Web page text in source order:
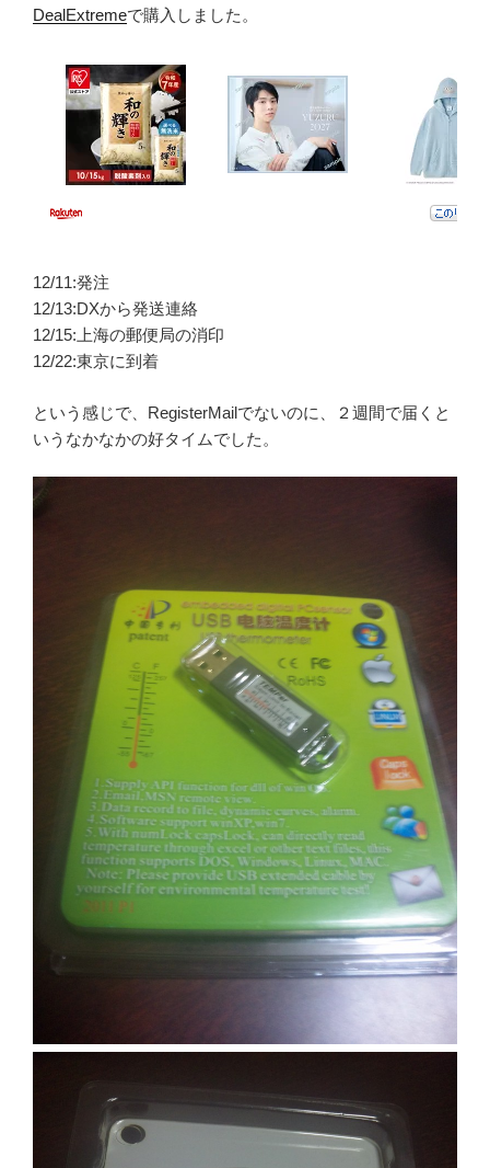
DealExtremeで購入しました。
12/11:発注
12/13:DXから発送連絡
12/15:上海の郵便局の消印
12/22:東京に到着
という感じで、RegisterMailでないのに、２週間で届くと
いうなかなかの好タイムでした。